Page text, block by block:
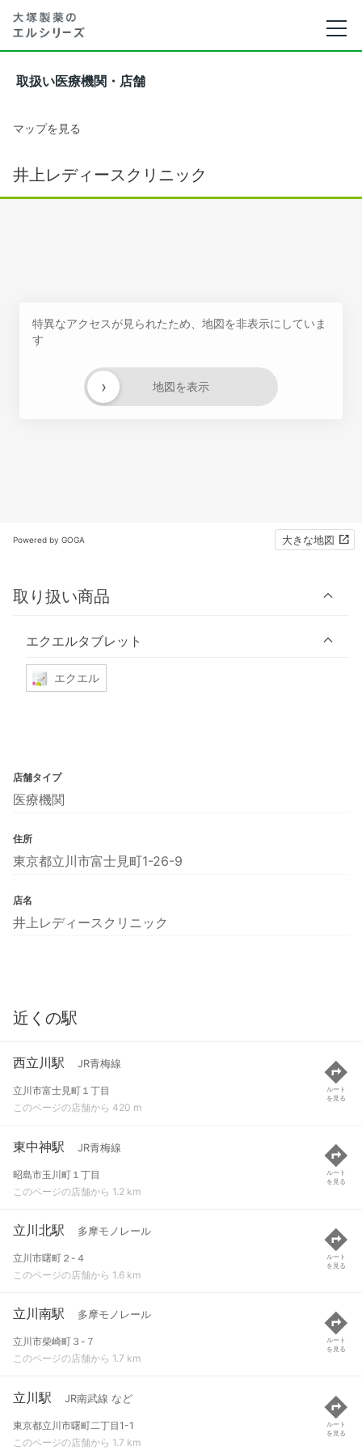
取扱い医療機関・店舗
マップを見る
井上レディースクリニック
特異なアクセスが見られたため、地図を非表示にしていま
す
地図を表示
›
Powered by GOGA 大きな地図
取り扱い商品
エクエルタブレット
エクエル
店舗タイプ
医療機関
住所
東京都立川市富士見町1-26-9
店名
井上レディースクリニック
近くの駅
西立川駅 JR青梅線
立川市富士見町１丁目
このページの店舗から 420 m
ルート
を見る
東中神駅 JR青梅線
昭島市玉川町１丁目
このページの店舗から 1.2 km
ルート
を見る
立川北駅 多摩モノレール
立川市曙町２-４
このページの店舗から 1.6 km
ルート
を見る
立川南駅 多摩モノレール
立川市柴崎町３-７
このページの店舗から 1.7 km
ルート
を見る
立川駅 JR南武線 など
東京都立川市曙町二丁目1-1
このページの店舗から 1.7 km
ルート
を見る